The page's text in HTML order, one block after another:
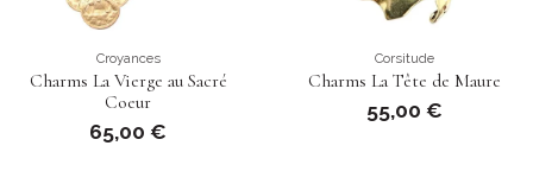
Croyances
Charms La Vierge au Sacré
Coeur
65,00 €
Corsitude
Charms La Tête de Maure
55,00 €